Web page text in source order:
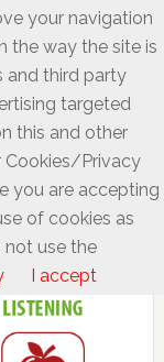
your navigation
the way the site is
and third party
targeted
this and other
Cookies/Privacy
you are accepting
of cookies as
not use the
I accept